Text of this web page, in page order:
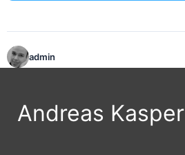
admin
Andreas Kasper